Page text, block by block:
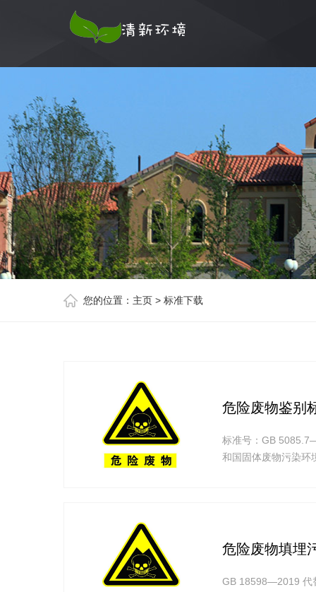
您的位置： 主页 > 标准下载
危险废物鉴别
标准号：GB
和国固体废物污染环
危险废物填埋
GB 18598—2019 代